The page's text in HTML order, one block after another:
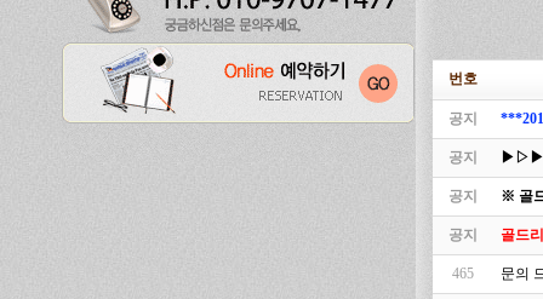
번호
공지
공지
공지 ※ 골
공지 골드
465 문의